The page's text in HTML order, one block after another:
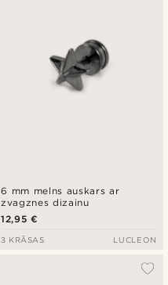
6 mm melns auskars ar
zvagznes dizainu
12,95 €
3 KRĀSAS LUCLEON